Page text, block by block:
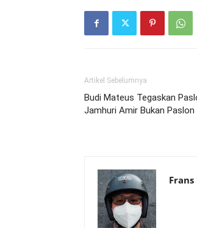
Artikel Sebelumnya
Budi Mateus Tegaskan
Jamhuri Amir Bukan Paslon
Frans